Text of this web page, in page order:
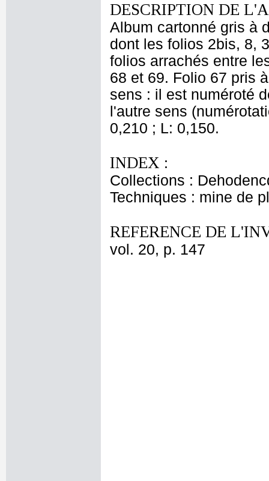
DESCRIPTION DE
Album cartonné gris à
dont les folios 2bis, 8,
folios arrachés entre
68 et 69. Folio 67 pris
sens : il est numéroté
l'autre sens
0,210 ; L: 0,150.
INDEX :
Collections :
Techniques : mine de
REFERENCE DE
vol. 20, p. 147